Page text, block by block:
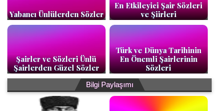
Yabancı Ünlülerden Sözler
En Etkileyici Şair Sözleri
ve Şiirleri
Şairler ve Sözleri Ünlü
Şairlerden Güzel Sözler
Türk ve Dünya Tarihinin
En Önemli Şairlerinin
Sözleri
Bilgi Paylaşımı